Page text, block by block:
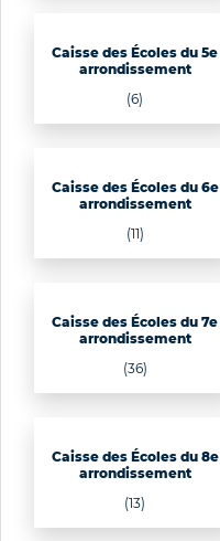
Caisse des Écoles du 5e
arrondissement
(6)
Caisse des Écoles du 6e
arrondissement
(11)
Caisse des Écoles du 7e
arrondissement
(36)
Caisse des Écoles du 8e
arrondissement
(13)